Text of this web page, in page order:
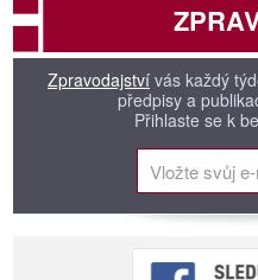
Zpravodajství vás každý
předpisy a
Přihlaste se k